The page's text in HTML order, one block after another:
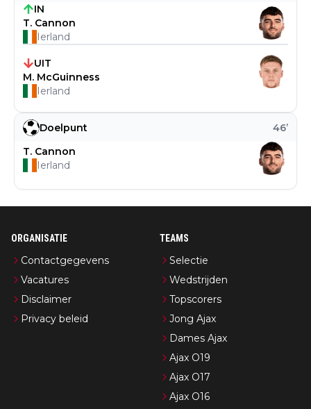
Doelpunt 46’
T. Cannon
Ierland
IN
T. Cannon
Ierland
UIT
M. McGuinness
Ierland
ORGANISATIE
Contactgegevens
Vacatures
Disclaimer
Privacy beleid
TEAMS
Selectie
Wedstrijden
Topscorers
Jong Ajax
Dames Ajax
Ajax O19
Ajax O17
Ajax O16